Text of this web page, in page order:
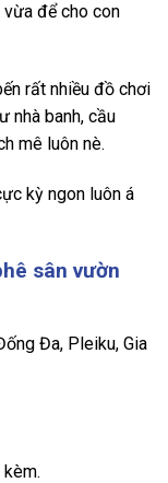
để cho con
rất nhiều đồ chơi
nhà banh, cầu
mê luôn nè.
kỳ ngon luôn á
sân vườn
Đa, Pleiku, Gia